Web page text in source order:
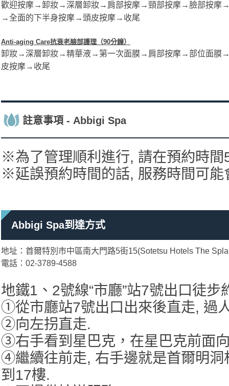
歡迎按摩→卸妝→深層卸妝→肩部按摩→頸部按摩→臉部按摩
→全面的下半身按摩→頭皮按摩→收尾
Anti-aging Care​抗衰老臉部護理（90分鐘）
卸妝→深層卸妝→精華液→第一次面膜→肩部按摩→部位面膜
皮按摩→收尾
註意事項 - Abbigi Spa
※為了管理順利進行, 請在預約時間
※延誤預約時間的話, 服務時間可能
Abbigi Spa到達方式
地址：首爾特別市中區南大門路5街15(Sotetsu Hotels The
電話：02-3789-4588
地鐵1、2號線“市廳”站7號出口徒步
①從市廳站7號出口出來後直走, 過
②向左拐直走.
③右手看到星巴克，在星巴克前面
④繼續往前走, 右手邊就是首爾明洞
到17樓.